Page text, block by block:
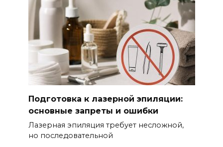
Подготовка к лазерной эпиляции:
основные запреты и ошибки
Лазерная эпиляция требует несложной,
но последовательной